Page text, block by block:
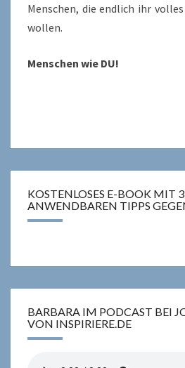
Menschen, die endlich ihr
wollen.
Menschen wie DU!
KOSTENLOSES E-BOOK MIT
ANWENDBAREN TIPPS
BARBARA IM PODCAST BEI
VON INSPIRIERE.DE